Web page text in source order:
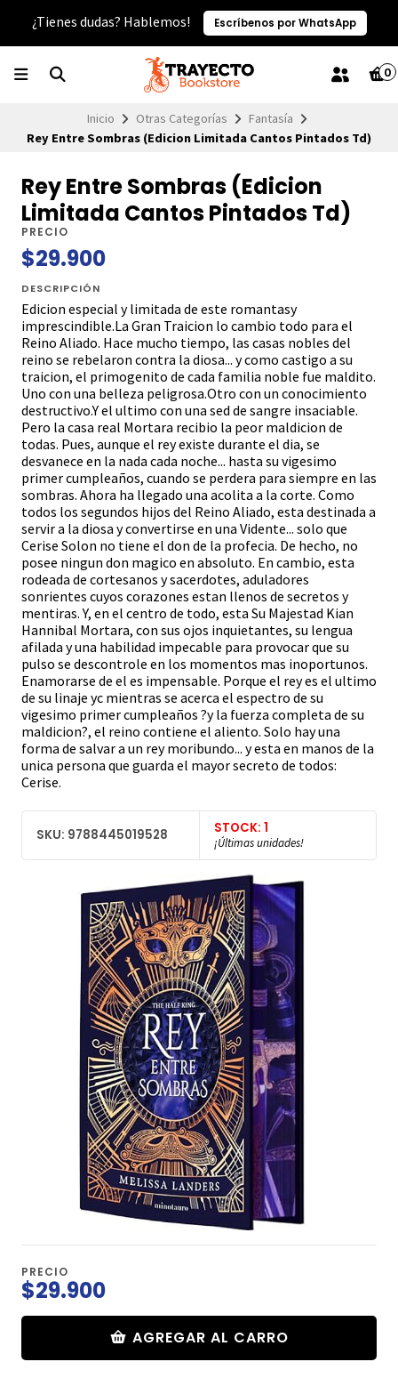
¿Tienes dudas? Hablemos! Escríbenos por WhatsApp
0
Inicio Otras Categorías
Fantasía
Rey Entre Sombras (Edicion Limitada Cantos Pintados Td)
Rey Entre Sombras (Edicion
Limitada Cantos Pintados Td)
PRECIO
$29.900
DESCRIPCIÓN
Edicion especial y limitada de este romantasy
imprescindible.La Gran Traicion lo cambio todo para el
Reino Aliado. Hace mucho tiempo, las casas nobles del
reino se rebelaron contra la diosa... y como castigo a su
traicion, el primogenito de cada familia noble fue maldito.
Uno con una belleza peligrosa.Otro con un conocimiento
destructivo.Y el ultimo con una sed de sangre insaciable.
Pero la casa real Mortara recibio la peor maldicion de
todas. Pues, aunque el rey existe durante el dia, se
desvanece en la nada cada noche... hasta su vigesimo
primer cumpleaños, cuando se perdera para siempre en las
sombras. Ahora ha llegado una acolita a la corte. Como
todos los segundos hijos del Reino Aliado, esta destinada a
servir a la diosa y convertirse en una Vidente... solo que
Cerise Solon no tiene el don de la profecia. De hecho, no
posee ningun don magico en absoluto. En cambio, esta
rodeada de cortesanos y sacerdotes, aduladores
sonrientes cuyos corazones estan llenos de secretos y
mentiras. Y, en el centro de todo, esta Su Majestad Kian
Hannibal Mortara, con sus ojos inquietantes, su lengua
afilada y una habilidad impecable para provocar que su
pulso se descontrole en los momentos mas inoportunos.
Enamorarse de el es impensable. Porque el rey es el ultimo
de su linaje yc mientras se acerca el espectro de su
vigesimo primer cumpleaños ?y la fuerza completa de su
maldicion?, el reino contiene el aliento. Solo hay una
forma de salvar a un rey moribundo... y esta en manos de la
unica persona que guarda el mayor secreto de todos:
Cerise.
SKU: 9788445019528 STOCK: 1
¡Últimas unidades!
PRECIO
$29.900
AGREGAR AL CARRO